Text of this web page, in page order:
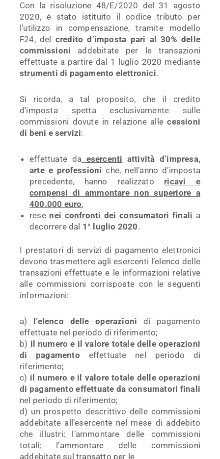
Con la risoluzione 48/E/2020 del 31 agosto
2020, è stato istituito il codice tributo per
l’utilizzo in compensazione, tramite modello
F24, del credito d’imposta pari al 30% delle
commissioni addebitate per le transazioni
effettuate a partire dal 1 luglio 2020 mediante
strumenti di pagamento elettronici.
Si ricorda, a tal proposito, che il credito
d’imposta spetta esclusivamente sulle
commissioni dovute in relazione alle cessioni
di beni e servizi:
effettuate da esercenti attività d’impresa,
arte e professioni che, nell’anno d’imposta
precedente, hanno realizzato ricavi e
compensi di ammontare non superiore a
400.000 euro,
rese nei confronti dei consumatori finali a
decorrere dal 1° luglio 2020.
I prestatori di servizi di pagamento elettronici
devono trasmettere agli esercenti l’elenco delle
transazioni effettuate e le informazioni relative
alle commissioni corrisposte con le seguenti
informazioni:
a) l’elenco delle operazioni di pagamento
effettuate nel periodo di riferimento;
b) il numero e il valore totale delle operazioni
di pagamento effettuate nel periodo di
riferimento;
c) il numero e il valore totale delle operazioni
di pagamento effettuate da consumatori finali
nel periodo di riferimento;
d) un prospetto descrittivo delle commissioni
addebitate all’esercente nel mese di addebito
che illustri: l’ammontare delle commissioni
totali; l’ammontare delle commissioni
addebitate sul transatto per le